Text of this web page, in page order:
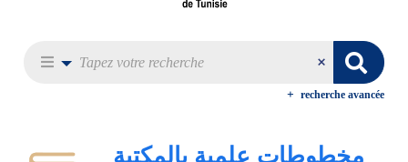
recherche avancée
مخطوطات علمية بالمكتبة